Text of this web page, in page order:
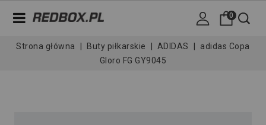
0
Strona główna Buty piłkarskie ADIDAS
adidas Copa
Gloro FG GY9045